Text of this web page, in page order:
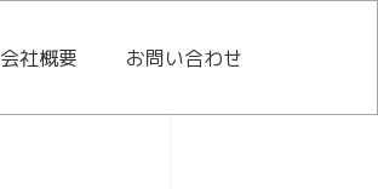
会社概要 お問い合わせ